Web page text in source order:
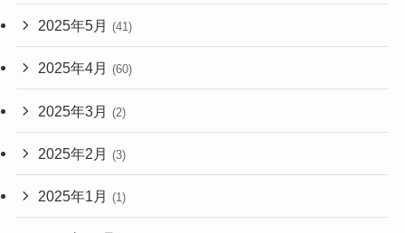
2025年5月 (41)
2025年4月 (60)
2025年3月 (2)
2025年2月 (3)
2025年1月 (1)